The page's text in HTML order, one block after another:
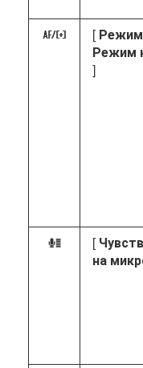
z [ Режим
Режим
]
H [
на